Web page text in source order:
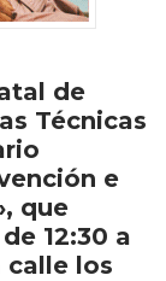
de
Técnicas
e
que
12:30 a
calle los